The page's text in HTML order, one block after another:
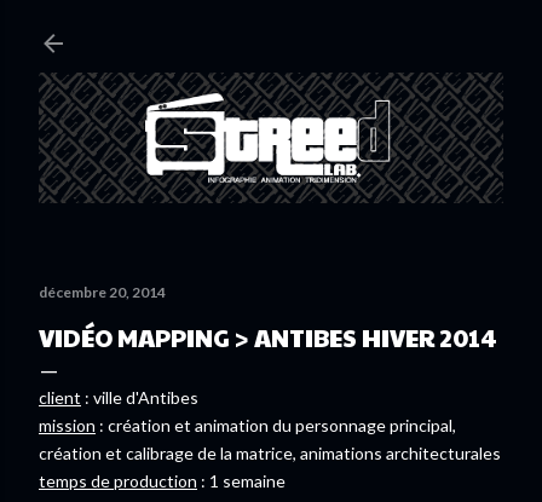
décembre 20, 2014
VIDÉO MAPPING > ANTIBES HIVER 2014
client : ville d'Antibes
mission : création et animation du personnage principal,
création et calibrage de la matrice, animations architecturales
temps de production : 1 semaine